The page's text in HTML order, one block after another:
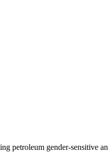
petroleum gender-sensitive